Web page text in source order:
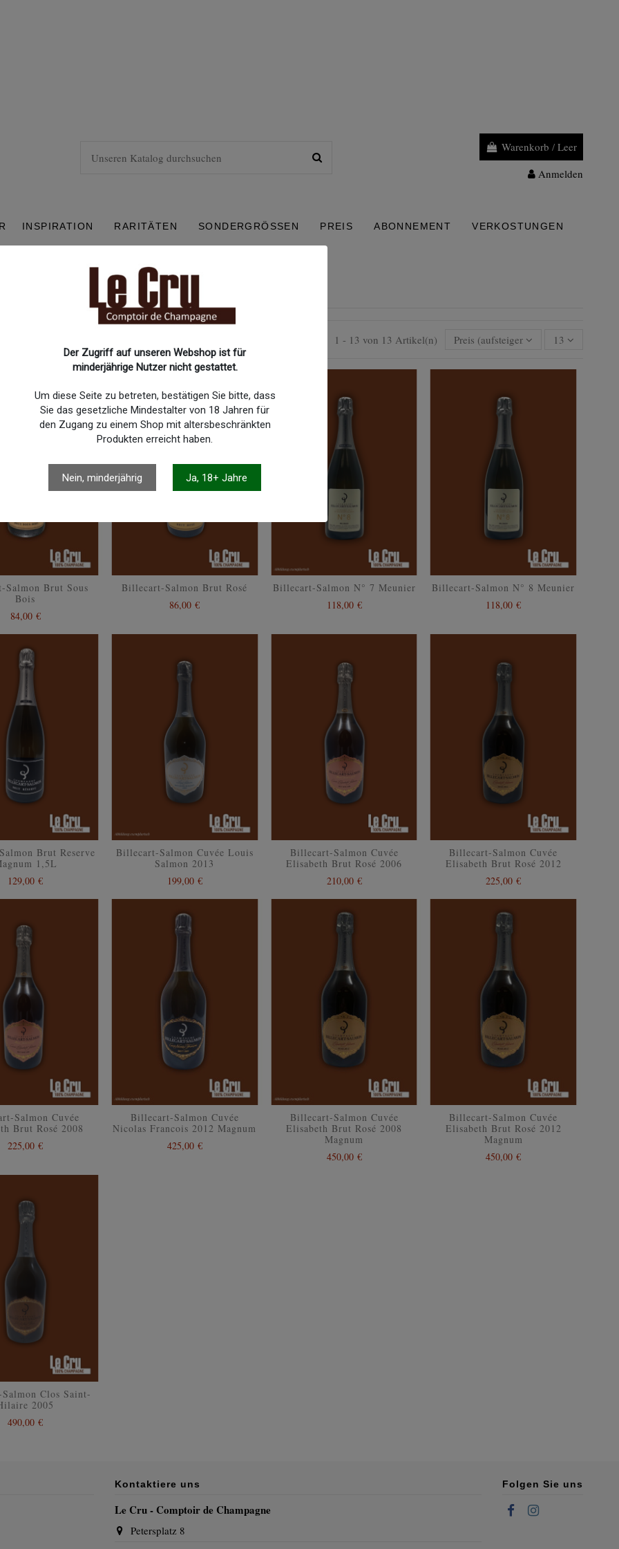
Der Zugriff auf unseren Webshop ist für
minderjährige Nutzer nicht gestattet.
Um diese Seite zu betreten, bestätigen Sie bitte, dass
Sie das gesetzliche Mindestalter von 18 Jahren für
den Zugang zu einem Shop mit altersbeschränkten
Produkten erreicht haben.
Nein, minderjährig Ja, 18+ Jahre
Warenkorb / Leer
Anmelden
INSPIRATION RARITÄTEN SONDERGRÖSSEN PREIS ABONNEMENT VERKOSTUNGEN
Billecart-Salmon
1 - 13 von 13 Artikel(n) Preis (aufsteigend) 13
Salmon Brut Sous
Bois
84,00 €
Billecart-Salmon Brut Rosé
86,00 €
Billecart-Salmon N° 7 Meunier
118,00 €
Billecart-Salmon N° 8 Meunier
118,00 €
Brut Reserve
1,5L
129,00 €
Billecart-Salmon Cuvée Louis
Salmon 2013
199,00 €
Billecart-Salmon Cuvée
Elisabeth Brut Rosé 2006
210,00 €
Billecart-Salmon Cuvée
Elisabeth Brut Rosé 2012
225,00 €
Salmon Cuvée
Brut Rosé 2008
225,00 €
Billecart-Salmon Cuvée
Nicolas Francois 2012 Magnum
425,00 €
Billecart-Salmon Cuvée
Elisabeth Brut Rosé 2008
Magnum
450,00 €
Billecart-Salmon Cuvée
Elisabeth Brut Rosé 2012
Magnum
450,00 €
Clos Saint-
2005
490,00 €
Kontaktiere uns
Le Cru - Comptoir de Champagne
Petersplatz 8
Folgen Sie uns